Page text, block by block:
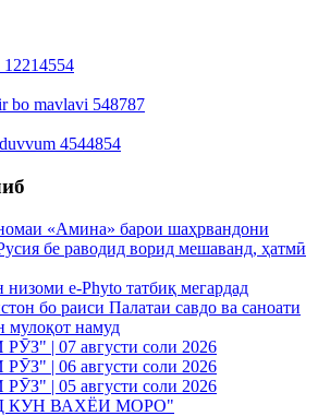
«Амина» барои шаҳрвандони
бе раводид ворид мешаванд, ҳатмӣ
низоми e-Phyto татбиқ мегардад
бо раиси Палатаи савдо ва саноати
мулоқот намуд
| 07 августи соли 2026
| 06 августи соли 2026
| 05 августи соли 2026
КУН ВАХЁИ МОРО"